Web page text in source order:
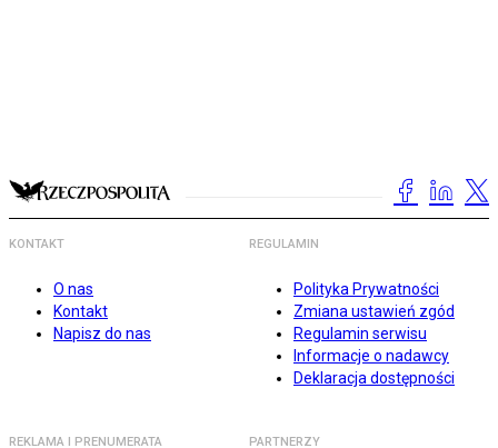
KONTAKT
O nas
Kontakt
Napisz do nas
REGULAMIN
Polityka Prywatności
Zmiana ustawień zgód
Regulamin serwisu
Informacje o nadawcy
Deklaracja dostępności
REKLAMA I PRENUMERATA PARTNERZY